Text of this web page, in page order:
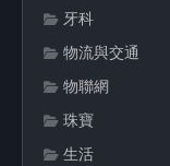
牙科
物流與交通
物聯網
珠寶
生活